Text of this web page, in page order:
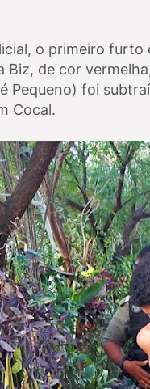
o primeiro
Biz, de cor
Pequeno) foi
Cocal.